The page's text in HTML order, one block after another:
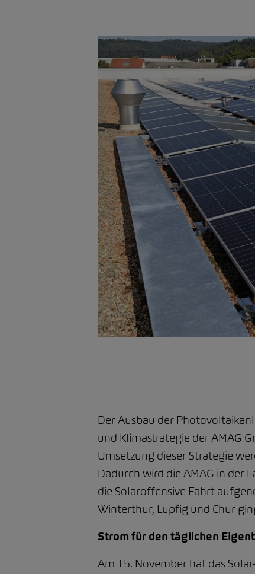
Der Ausbau der
und Klimastrategie der AMAG
Umsetzung dieser Strategie
Dadurch wird die AMAG in der
die Solaroffensive Fahrt
Winterthur, Lupfig und Chur
Strom für den täglichen
Am 15. November hat das